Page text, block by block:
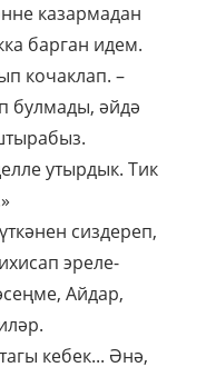
казармадан
барган идем.
кочаклап. –
булмады, әйдә
утырдык. Тик
сиздереп,
эреле-
Айдар,
кебек... Әнә,